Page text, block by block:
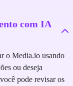
com IA
o Media.io usando
ou deseja
pode revisar os